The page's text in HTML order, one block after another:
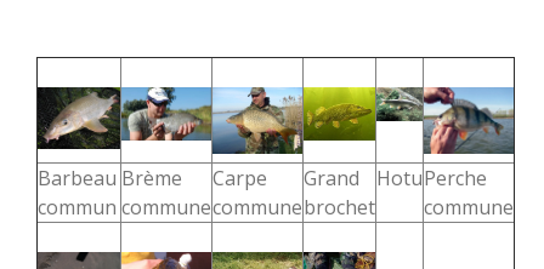
Barbeau
commun
Brème
commune
Carpe
commune
Grand
brochet
HotuPerche
commune